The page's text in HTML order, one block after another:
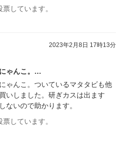
しています。
2023年2月8日 17時13分
ゃんこ。…
ゃんこ。ついているマタタビも他
いしました。研ぎカスは出ます
ないので助かります。
しています。